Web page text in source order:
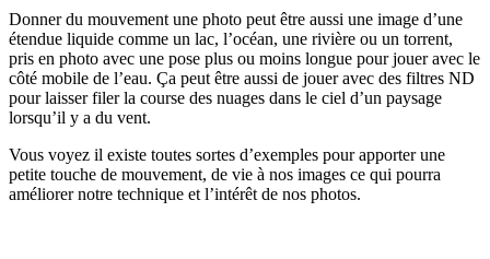
Donner du mouvement une photo peut être aussi une image d’une
étendue liquide comme un lac, l’océan, une rivière ou un torrent,
pris en photo avec une pose plus ou moins longue pour jouer avec le
côté mobile de l’eau. Ça peut être aussi de jouer avec des filtres ND
pour laisser filer la course des nuages dans le ciel d’un paysage
lorsqu’il y a du vent.
Vous voyez il existe toutes sortes d’exemples pour apporter une
petite touche de mouvement, de vie à nos images ce qui pourra
améliorer notre technique et l’intérêt de nos photos.